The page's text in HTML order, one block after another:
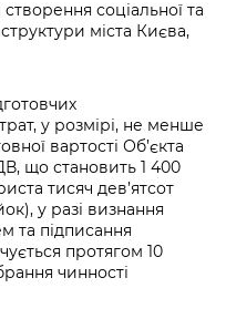
соціальної та
міста Києва,
у розмірі, не менше
вартості Об’єкта
що становить 1 400
тисяч дев’ятсот
у разі визнання
та підписання
протягом 10
чинності